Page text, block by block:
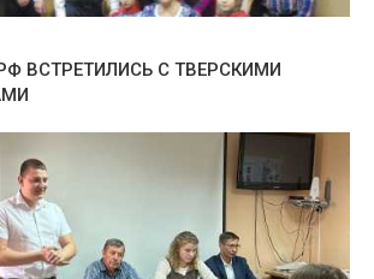
ВСТРЕТИЛИСЬ С ТВЕРСКИМИ